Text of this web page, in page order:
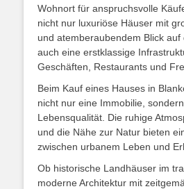
Wohnort für anspruchsvolle
nicht nur luxuriöse Häuser mit
und atemberaubendem Blick auf
auch eine erstklassige
Geschäften, Restaurants und
Beim Kauf eines Hauses in
nicht nur eine Immobilie,
Lebensqualität. Die ruhige
und die Nähe zur Natur bieten
zwischen urbanem Leben und
Ob historische Landhäuser im
moderne Architektur mit